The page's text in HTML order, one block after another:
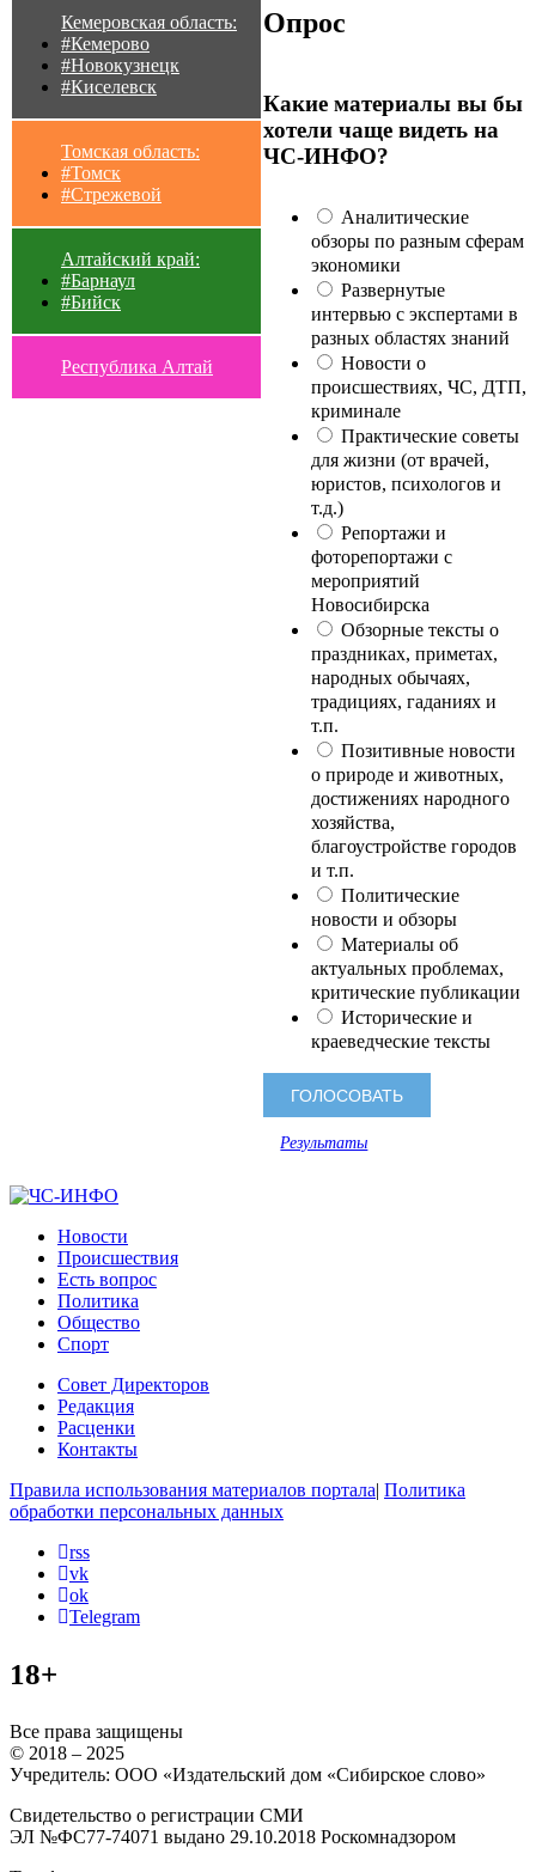
Кемеровская область:
#Кемерово
#Новокузнецк
#Киселевск
Томская область:
#Томск
#Стрежевой
Алтайский край:
#Барнаул
#Бийск
Республика Алтай
Опрос
Какие материалы вы бы
хотели чаще видеть на
ЧС-ИНФО?
Аналитические
обзоры по разным сферам
экономики
Развернутые
интервью с экспертами в
разных областях знаний
Новости о
происшествиях, ЧС, ДТП,
криминале
Практические советы
для жизни (от врачей,
юристов, психологов и
т.д.)
Репортажи и
фоторепортажи с
мероприятий
Новосибирска
Обзорные тексты о
праздниках, приметах,
народных обычаях,
традициях, гаданиях и
т.п.
Позитивные новости
о природе и животных,
достижениях народного
хозяйства,
благоустройстве городов
и т.п.
Политические
новости и обзоры
Материалы об
актуальных проблемах,
критические публикации
Исторические и
краеведческие тексты
Результаты
Новости
Происшествия
Есть вопрос
Политика
Общество
Спорт
Совет Директоров
Редакция
Расценки
Контакты
Правила использования материалов портала| Политика
обработки персональных данных
rss
vk
ok
Telegram
18+
Все права защищены
© 2018 – 2025
Учредитель: ООО «Издательский дом «Сибирское слово»
Свидетельство о регистрации СМИ
ЭЛ №ФС77-74071 выдано 29.10.2018 Роскомнадзором